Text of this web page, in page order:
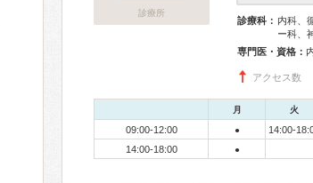
診療所
診療科： 内科、
ー科、
専門医・資格：
アクセス数
月 火
09:00-12:00 ● 14:00-
14:00-18:00 ●